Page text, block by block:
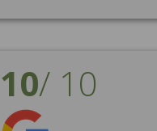
10/ 10